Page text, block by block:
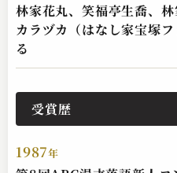
林家花丸、笑福亭生喬、
カラヅカ（はなし家宝塚
る
受賞歴
1987年